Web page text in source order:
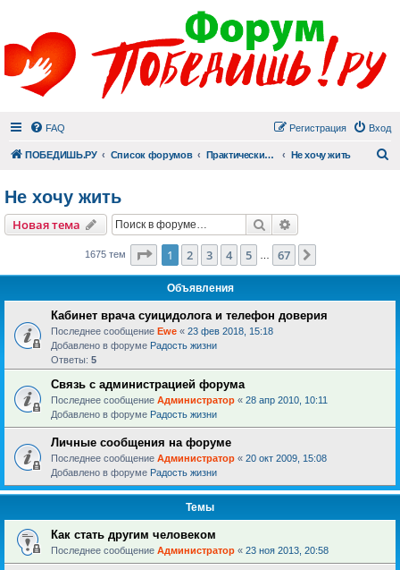
FAQ Вход
Регистрация
ПОБЕДИШЬ.РУ Список форумов Практический раздел Не хочу жить
Не хочу жить
Новая тема Поиск
1675 тем Страница из 67
1 2 3 4 5 67
Объявления
Кабинет врача суицидолога и телефон доверия
Последнее сообщение Ewe « 23 фев 2018, 15:18
Добавлено в форуме Радость жизни
Ответы: 5
Связь с администрацией форума
Последнее сообщение Администратор « 28 апр 2010, 10:11
Добавлено в форуме Радость жизни
Личные сообщения на форуме
Последнее сообщение Администратор « 20 окт 2009, 15:08
Добавлено в форуме Радость жизни
Темы
Как стать другим человеком
Последнее сообщение Администратор « 23 ноя 2013, 20:58